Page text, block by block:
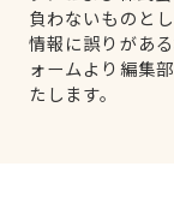
負わないものとし
情報に誤りがあ
ォームより編集
たします。